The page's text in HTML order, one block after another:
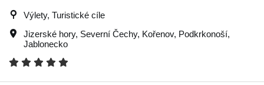
Výlety, Turistické cíle
Jizerské hory, Severní Čechy, Kořenov, Podkrkonoší,
Jablonecko